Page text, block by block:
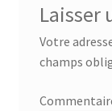
Laisser
Votre
champs